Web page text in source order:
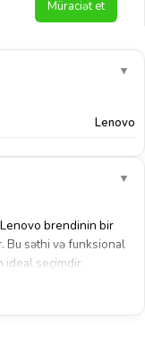
Müraciət et
▼
Lenovo
▼
brendinin bir
Bu səthi və funksional
ideal seçimdir.
15.6 düym